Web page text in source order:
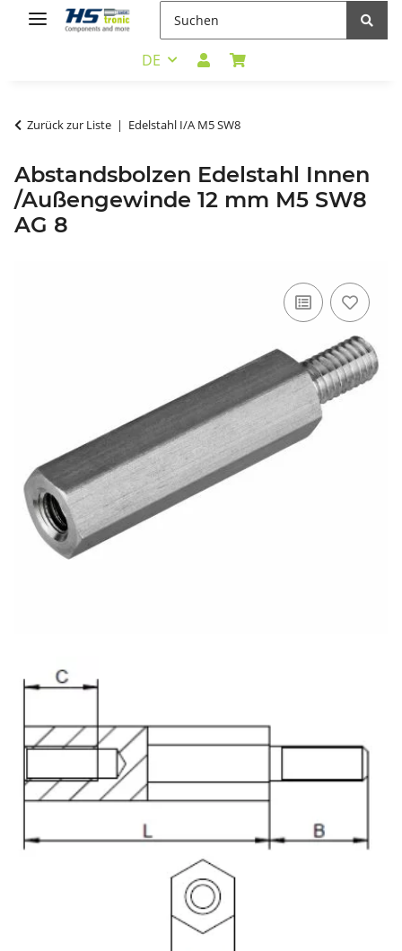
DE
Zurück zur Liste Edelstahl I/A M5 SW8
Abstandsbolzen Edelstahl Innen
/Außengewinde 12 mm M5 SW8
AG 8